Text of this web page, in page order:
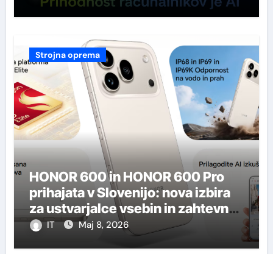
Strojna oprema
HONOR 600 in HONOR 600 Pro
prihajata v Slovenijo: nova izbira
za ustvarjalce vsebin in zahtevne
uporabnike
IT Maj 8, 2026